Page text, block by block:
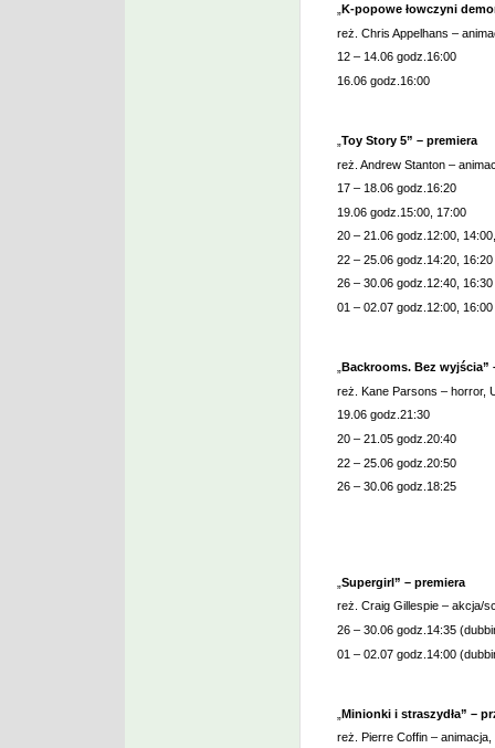
K-popowe łowczyni
reż. Chris Appelhans –
12 – 14.06 godz.16:00
16.06 godz.16:00
Toy Story 5” – premiera
reż. Andrew Stanton –
17 – 18.06 godz.16:20
19.06 godz.15:00, 17:00
20 – 21.06 godz.12:00,
22 – 25.06 godz.14:20, 16:20
26 – 30.06 godz.12:40, 16:30
01 – 02.07 godz.12:00, 16:00
Backrooms. Bez wyjścia”
reż. Kane Parsons – horror,
19.06 godz.21:30
20 – 21.05 godz.20:40
22 – 25.06 godz.20:50
26 – 30.06 godz.18:25
Supergirl” – premiera
reż. Craig Gillespie – akcja/
26 – 30.06 godz.14:35
01 – 02.07 godz.14:00
Minionki i straszydła” –
reż. Pierre Coffin – animacja,